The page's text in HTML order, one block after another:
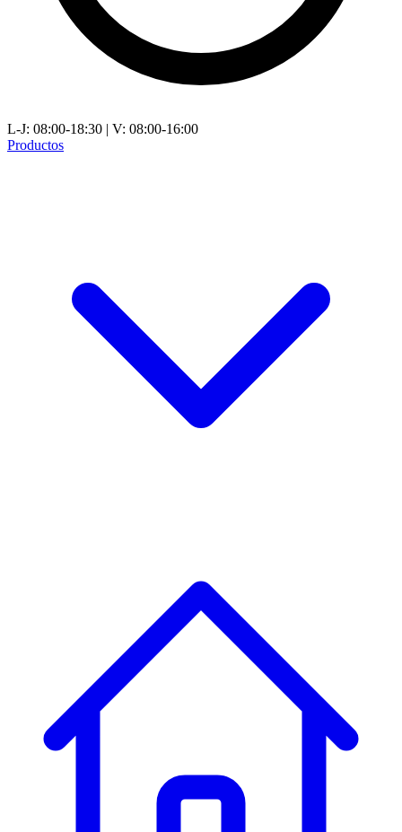
L-J: 08:00-18:30 | V: 08:00-16:00
Productos